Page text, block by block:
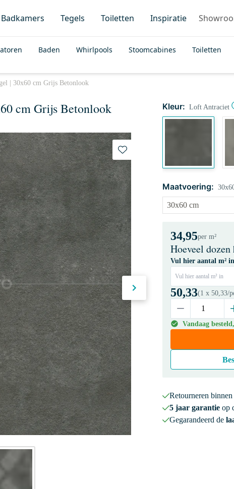
Badkamers Tegels Toiletten Inspiratie
Baden Whirlpools Stoomcabines Toiletten
| 30x60 cm Grijs Betonlook
cm Grijs Betonlook Kleur: Loft Antraciet
Maatvoering:
34,95per m²
Hoeveel
Vul hier aantal m² in
Vul hier aantal m² in
50,33(1 x 50,33/
Vandaag
Retourneren binnen
5 jaar garantieop
Gegarandeerd de